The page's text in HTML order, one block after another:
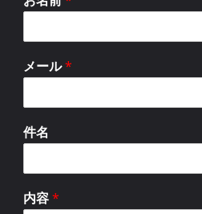
メール*
件名
内容*